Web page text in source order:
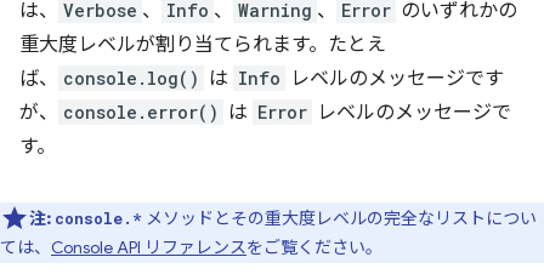
は、
Verbose 、 Info 、 Warning 、 Error のいずれかの
重大度レベルが割り当てられます。たとえ
ば、
console.log() は Info
レベルのメッセージです
が、
console.error() は Error レベルのメッセージで
す。
注: console.* メソッドとその重大度レベルの完全なリストについ
ては、 Console API リファレンスをご覧ください。